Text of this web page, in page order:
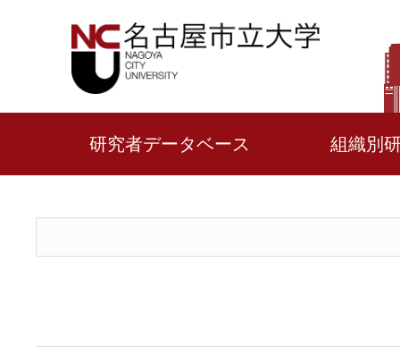
研究者データベース 組織別